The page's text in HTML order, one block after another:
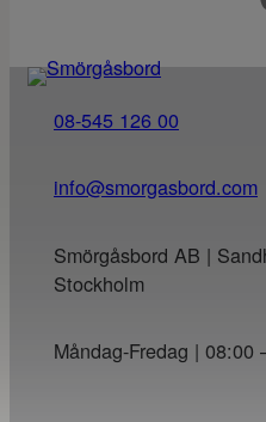
08-545 126 00
info@smorgasbord.com
Smörgåsbord AB |
Stockholm
Måndag-Fredag | 08:00